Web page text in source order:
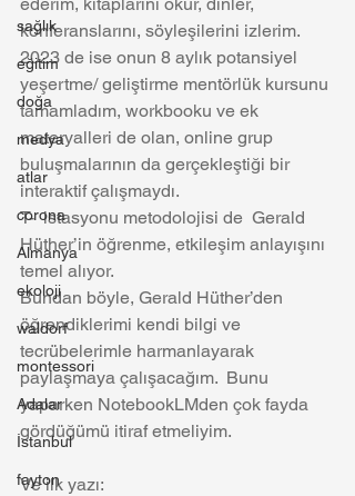
sağlık
eğitim
doğa
medya
atlar
corona
Almanya
ekoloji
waldorf
montessori
Adalar
İstanbul
fayton
konferanslarını, söyleşilerini izlerim.
2023 de ise onun 8 aylık potansiyel
yeşertme/ geliştirme mentörlük kursunu
tamamladım, workbooku ve ek
materyalleri de olan, online grup
buluşmalarının da gerçekleştiği bir
interaktif çalışmaydı.
T-  istasyonu metodolojisi de  Gerald
Hüther’in öğrenme, etkileşim anlayışını
temel alıyor.
Bundan böyle, Gerald Hüther’den
öğrendiklerimi kendi bilgi ve
tecrübelerimle harmanlayarak
paylaşmaya çalışacağım.  Bunu
yaparken NotebookLMden çok fayda
gördüğümü itiraf etmeliyim.
Ve ilk yazı: